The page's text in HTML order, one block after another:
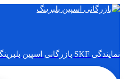
نمایندگی SKF بازرگانی اسپین بلبرینگ